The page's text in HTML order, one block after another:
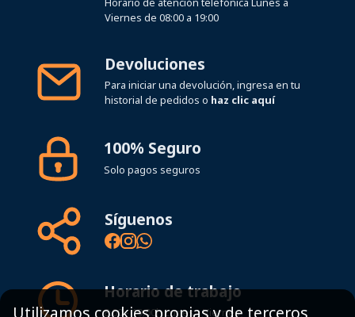
Para iniciar una devolución, ingresa en tu
historial de pedidos o
Solo pagos seguros
8:00 - 19:00h Lunes - Viernes
Utilizamos cookies propias y de terceros